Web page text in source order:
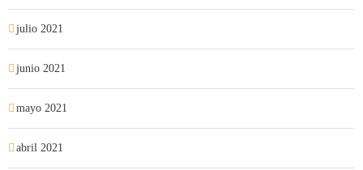
julio 2021
junio 2021
mayo 2021
abril 2021